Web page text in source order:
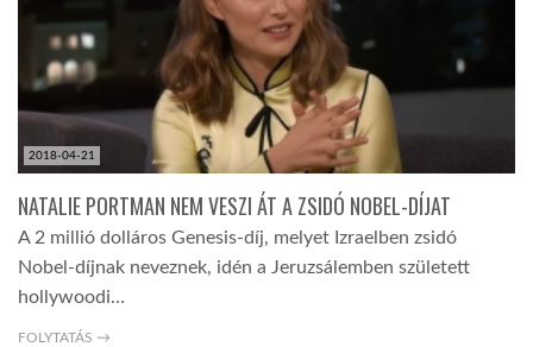
2018-04-21
NATALIE PORTMAN NEM VESZI ÁT A ZSIDÓ NOBEL-DÍJAT
A 2 millió dolláros Genesis-díj, melyet Izraelben zsidó
Nobel-díjnak neveznek, idén a Jeruzsálemben született
hollywoodi…
FOLYTATÁS →